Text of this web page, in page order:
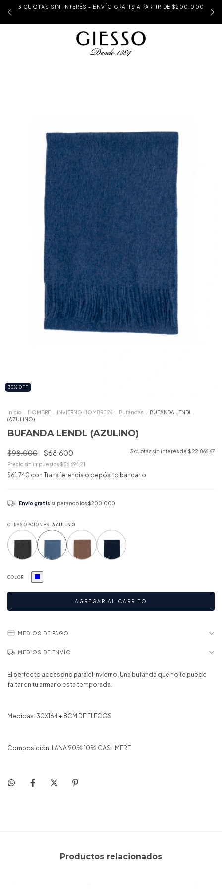
3 CUOTAS SIN INTERÉS - ENVÍO GRATIS A PARTIR DE $200.000
30% OFF
Inicio HOMBRE INVIERNO HOMBRE 26 Bufandas
BUFANDA LENDL
(AZULINO)
BUFANDA LENDL (AZULINO)
$98.000 $68.600 3 cuotas sin interés de $ 22.866,67
Precio sin impuestos $56.694,21
$61.740 con Transferencia o depósito bancario
Envío gratis superando los $200.000
OTRAS OPCIONES: AZULINO
COLOR
MEDIOS DE PAGO
MEDIOS DE ENVÍO
El perfecto accesorio para el invierno. Una bufanda que no te puede
faltar en tu armario esta temporada.
Medidas: 30X164 + 8CM DE FLECOS
Composición: LANA 90% 10% CASHMERE
Productos relacionados